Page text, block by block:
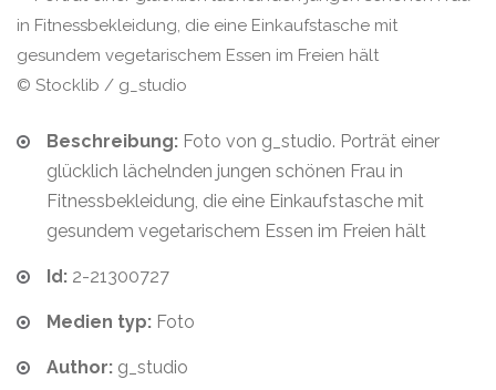
© Stocklib / g_studio
Beschreibung: Foto von g_studio. Porträt einer
glücklich lächelnden jungen schönen Frau in
Fitnessbekleidung, die eine Einkaufstasche mit
gesundem vegetarischem Essen im Freien hält
Id: 2-21300727
Medien typ: Foto
Author: g_studio